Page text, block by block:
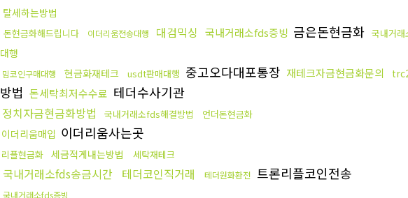
탈세하는방법
돈현금화해드립니다 이더리움전송대행 대검믹싱 국내거래소fds증빙 금은돈현금화 국내거
대행
밈코인구매대행 현금화재테크 usdt판매대행 중고오다대포통장 재테크자금현금화문의
방법 돈세탁최저수수료 테더수사기관
정치자금현금화방법 국내거래소fds해결방법 언더돈현금화
이더리움매입 이더리움사는곳
리플현금화 세금적게내는방법 세탁재테크
국내거래소fds송금시간 테더코인직거래 테더원화환전 트론리플코인전송
국내거래소fds증빙